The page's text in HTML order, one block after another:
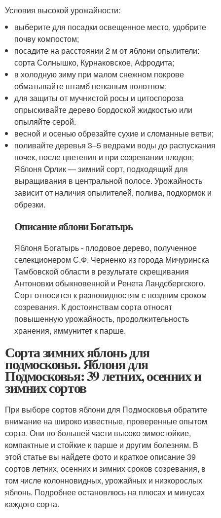
Условия высокой урожайности:
выберите для посадки освещенное место, удобрите
почву компостом;
посадите на расстоянии 2 м от яблони опылители:
сорта Солнышко, Курнаковское, Афродита;
в холодную зиму при малом снежном покрове
обматывайте штамб нетканым полотном;
для защиты от мучнистой росы и цитоспороза
опрыскивайте дерево бордоской жидкостью или
опыляйте серой.
весной и осенью обрезайте сухие и сломанные ветви;
поливайте деревья 3–5 ведрами воды до распускания
почек, после цветения и при созревании плодов;
Яблоня Орлик — зимний сорт, подходящий для
выращивания в центральной полосе. Урожайность
зависит от наличия опылителей, полива, подкормок и
обрезки.
Описание яблони Богатырь
Яблоня Богатырь - плодовое дерево, полученное
селекционером С.Ф. Черненко из города Мичуринска
Тамбовской области в результате скрещивания
Антоновки обыкновенной и Ренета Ландсбергского.
Сорт относится к разновидностям с поздним сроком
созревания. К достоинствам сорта относят
повышенную урожайность, продолжительность
хранения, иммунитет к парше.
Сорта зимних яблонь для
подмосковья. Яблоня для
Подмосковья: 39 летних, осенних и
зимних сортов
При выборе сортов яблони для Подмосковья обратите
внимание на широко известные, проверенные опытом
сорта. Они по большей части высоко зимостойкие,
компактные и стойкие к парше и другим болезням. В
этой статье вы найдете фото и краткое описание 39
сортов летних, осенних и зимних сроков созревания, в
том числе колонновидных, урожайных и низкорослых
яблонь. Подробнее остановлюсь на плюсах и минусах
каждого сорта.